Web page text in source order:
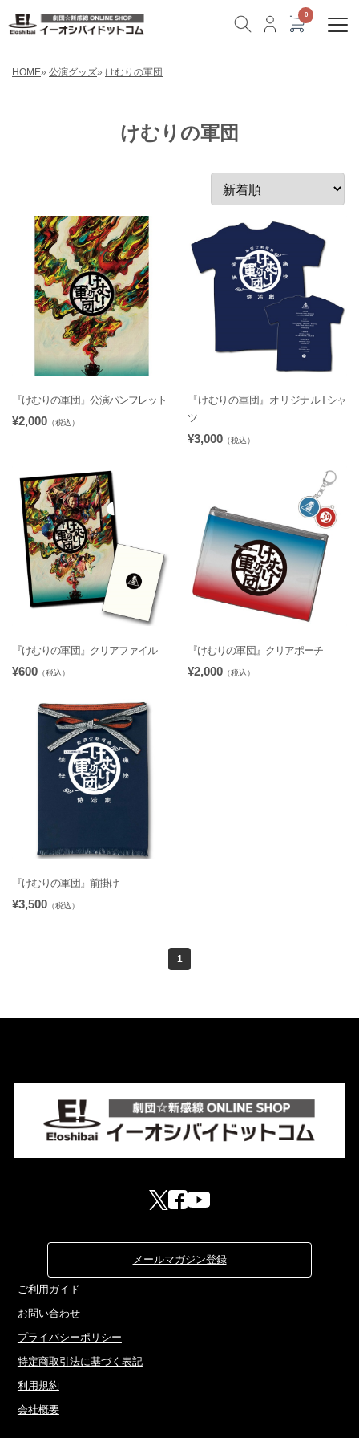
HOME» 公演グッズ» けむりの軍団
けむりの軍団
『けむりの軍団』公演パンフレット
¥2,000 （税込）
『けむりの軍団』オリジナルTシャ
ツ
¥3,000 （税込）
『けむりの軍団』クリアファイル
¥600 （税込）
『けむりの軍団』クリアポーチ
¥2,000 （税込）
『けむりの軍団』前掛け
¥3,500 （税込）
1
メールマガジン登録
ご利用ガイド
お問い合わせ
プライバシーポリシー
特定商取引法に基づく表記
利用規約
会社概要